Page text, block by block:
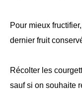
Pour mieux
dernier fruit
Récolter les
sauf si on souhaite